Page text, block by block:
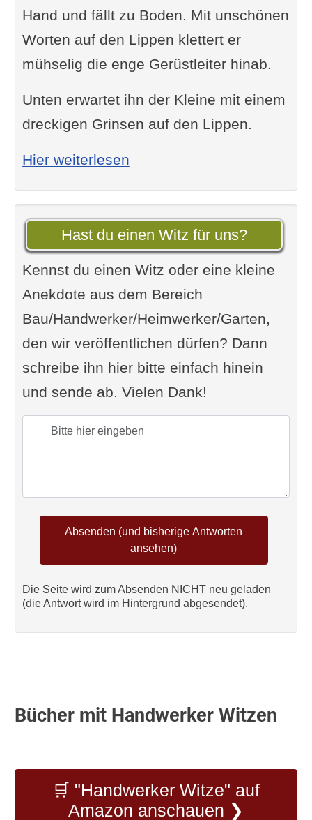
Hand und fällt zu Boden. Mit unschönen
Worten auf den Lippen klettert er
mühselig die enge Gerüstleiter hinab.
Unten erwartet ihn der Kleine mit einem
dreckigen Grinsen auf den Lippen.
Hier weiterlesen: Papa hat zwei
Hast du einen Witz für uns?
Kennst du einen Witz oder eine kleine
Anekdote aus dem Bereich
Bau/Handwerker/Heimwerker/Garten,
den wir veröffentlichen dürfen? Dann
schreibe ihn hier bitte einfach hinein
und sende ab. Vielen Dank!
Die Seite wird zum Absenden NICHT neu geladen
(die Antwort wird im Hintergrund abgesendet).
Bücher mit Handwerker Witzen
🛒 "Handwerker Witze" auf
Amazon anschauen ❯